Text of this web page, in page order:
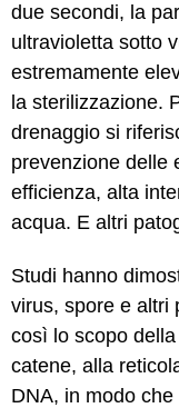
due secondi, la
ultravioletta sotto
estremamente
la sterilizzazione.
drenaggio si
prevenzione delle
efficienza, alta
acqua. E altri
Studi hanno
virus, spore e altri
così lo scopo
catene, alla
DNA, in modo